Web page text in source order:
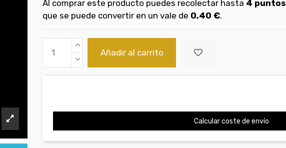
Al comprar este producto puedes recolectar hasta 4 puntos
que se puede convertir en un vale de 0,40 €.
Añadir al carrito
Calcular coste de envío